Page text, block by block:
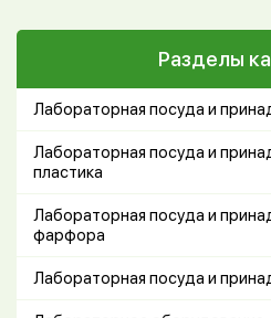
Разделы
Лабораторная посуда и
Лабораторная посуда и
пластика
Лабораторная посуда и
фарфора
Лабораторная посуда и